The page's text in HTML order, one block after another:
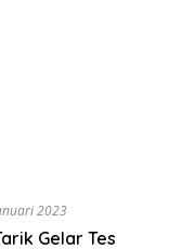
2023
Gelar Tes